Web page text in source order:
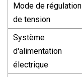
Mode de régulation
de tension
Système
d'alimentation
électrique